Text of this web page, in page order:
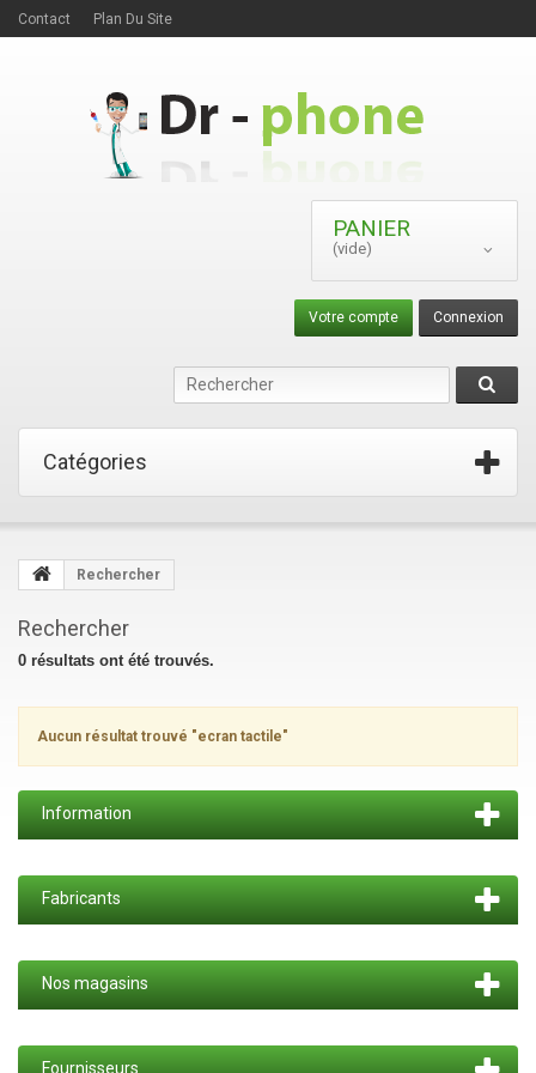
Contact Plan Du Site
PANIER
(vide)
Connexion
Votre compte
Catégories
Rechercher
Rechercher
0 résultats ont été trouvés.
Aucun résultat trouvé "ecran tactile"
Information
Fabricants
Nos magasins
Fournisseurs